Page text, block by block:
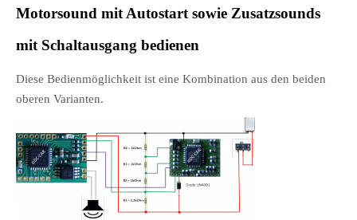
Motorsound mit Autostart sowie Zusatzsounds
mit Schaltausgang bedienen
Diese Bedienmöglichkeit ist eine Kombination aus den beiden
oberen Varianten.